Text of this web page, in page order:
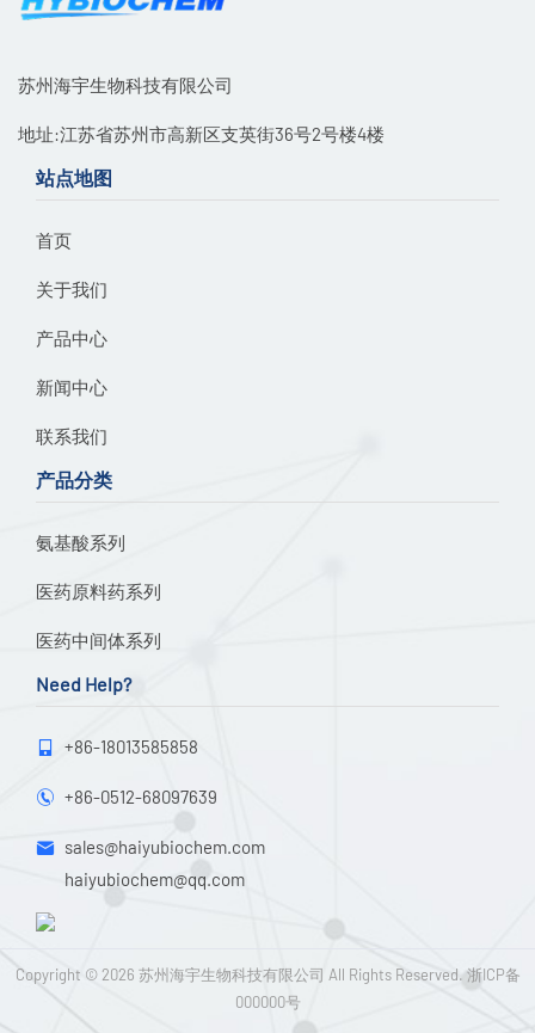
苏州海宇生物科技有限公司
地址:江苏省苏州市高新区支英街36号2号楼4楼
站点地图
首页
关于我们
产品中心
新闻中心
联系我们
产品分类
氨基酸系列
医药原料药系列
医药中间体系列
Need Help?
 +86-18013585858
 +86-0512-68097639
 sales@haiyubiochem.com
haiyubiochem@qq.com
Copyright © 2026 苏州海宇生物科技有限公司 All Rights Reserved.浙ICP备
000000号